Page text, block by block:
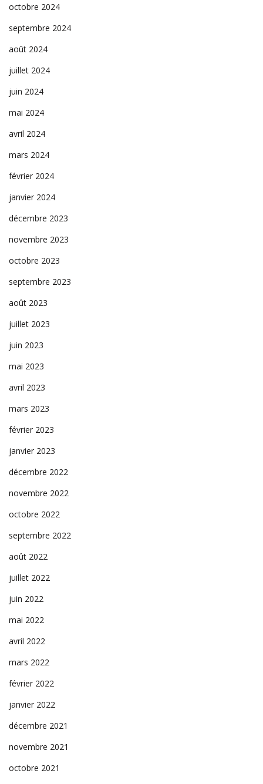
octobre 2024
septembre 2024
août 2024
juillet 2024
juin 2024
mai 2024
avril 2024
mars 2024
février 2024
janvier 2024
décembre 2023
novembre 2023
octobre 2023
septembre 2023
août 2023
juillet 2023
juin 2023
mai 2023
avril 2023
mars 2023
février 2023
janvier 2023
décembre 2022
novembre 2022
octobre 2022
septembre 2022
août 2022
juillet 2022
juin 2022
mai 2022
avril 2022
mars 2022
février 2022
janvier 2022
décembre 2021
novembre 2021
octobre 2021